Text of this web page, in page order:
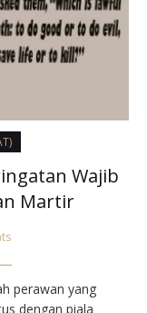
Wajib
Martir
perawan yang
dengan piala